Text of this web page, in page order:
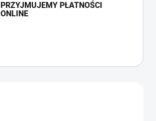
PRZYJMUJEMY PŁATNOŚCI
ONLINE